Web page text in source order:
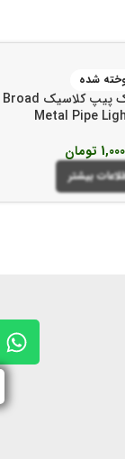
شده
فندک پیپ کلاسیک Broad
Metal Pipe
تومان
بیشتر